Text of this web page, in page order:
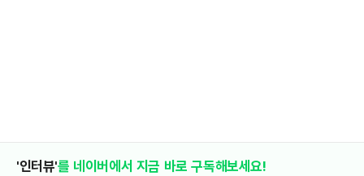
'인터뷰'를 네이버에서 지금 바로 구독해보세요!